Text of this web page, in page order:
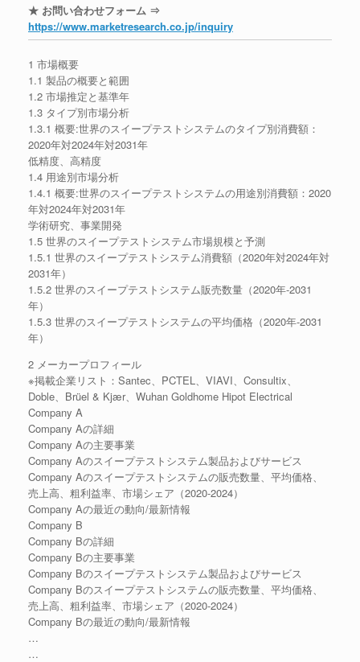
★ お問い合わせフォーム ⇒
https://www.marketresearch.co.jp/inquiry
1 市場概要
1.1 製品の概要と範囲
1.2 市場推定と基準年
1.3 タイプ別市場分析
1.3.1 概要:世界のスイープテストシステムのタイプ別消費額：
2020年対2024年対2031年
低精度、高精度
1.4 用途別市場分析
1.4.1 概要:世界のスイープテストシステムの用途別消費額：2020
年対2024年対2031年
学術研究、事業開発
1.5 世界のスイープテストシステム市場規模と予測
1.5.1 世界のスイープテストシステム消費額（2020年対2024年対
2031年）
1.5.2 世界のスイープテストシステム販売数量（2020年-2031
年）
1.5.3 世界のスイープテストシステムの平均価格（2020年-2031
年）
2 メーカープロフィール
※掲載企業リスト：Santec、PCTEL、VIAVI、Consultix、
Doble、Brüel & Kjær、Wuhan Goldhome Hipot Electrical
Company A
Company Aの詳細
Company Aの主要事業
Company Aのスイープテストシステム製品およびサービス
Company Aのスイープテストシステムの販売数量、平均価格、
売上高、粗利益率、市場シェア（2020-2024）
Company Aの最近の動向/最新情報
Company B
Company Bの詳細
Company Bの主要事業
Company Bのスイープテストシステム製品およびサービス
Company Bのスイープテストシステムの販売数量、平均価格、
売上高、粗利益率、市場シェア（2020-2024）
Company Bの最近の動向/最新情報
…
…